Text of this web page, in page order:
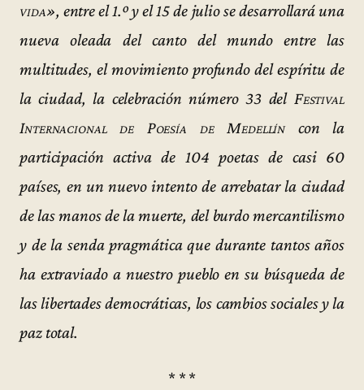
vida», entre el 1.º y el 15 de julio se desarrollará una
nueva oleada del canto del mundo entre las
multitudes, el movimiento profundo del espíritu de
la ciudad, la celebración número 33 del Festival
Internacional de Poesía de Medellíncon la
participación activa de 104 poetas de casi 60
países, en un nuevo intento de arrebatar la ciudad
de las manos de la muerte, del burdo mercantilismo
y de la senda pragmática que durante tantos años
ha extraviado a nuestro pueblo en su búsqueda de
las libertades democráticas, los cambios sociales y la
paz total.
* * *